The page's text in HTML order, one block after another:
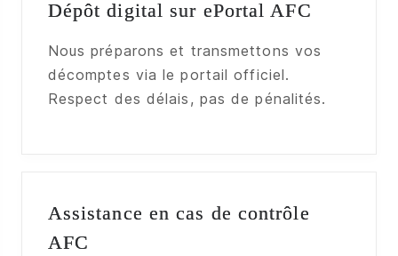
Dépôt digital sur ePortal AFC
Nous préparons et transmettons vos
décomptes via le portail officiel.
Respect des délais, pas de pénalités.
Assistance en cas de contrôle
AFC